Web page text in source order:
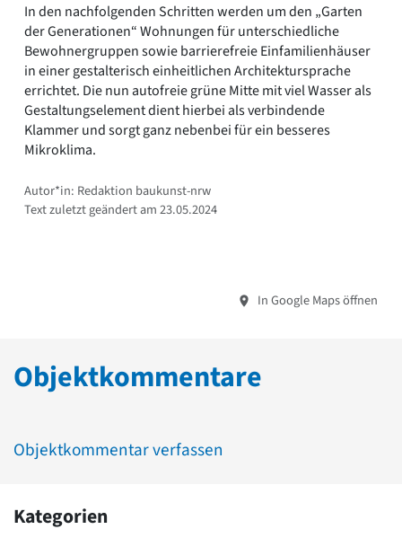
In den nachfolgenden Schritten werden um den „Garten
der Generationen“ Wohnungen für unterschiedliche
Bewohnergruppen sowie barrierefreie Einfamilienhäuser
in einer gestalterisch einheitlichen Architektursprache
errichtet. Die nun autofreie grüne Mitte mit viel Wasser als
Gestaltungselement dient hierbei als verbindende
Klammer und sorgt ganz nebenbei für ein besseres
Mikroklima.
Autor*in: Redaktion baukunst-nrw
Text zuletzt geändert am 23.05.2024
In Google Maps öffnen
Objektkommentare
Objektkommentar verfassen
Kategorien